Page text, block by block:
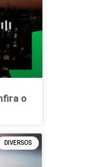
o
DIVERSOS